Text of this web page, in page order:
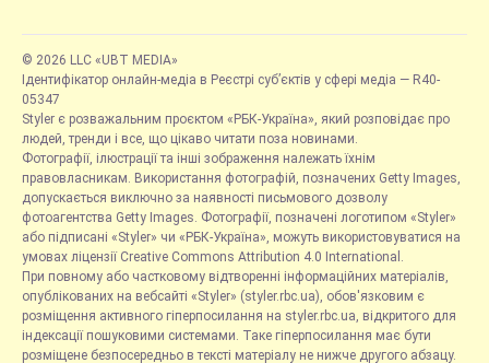
© 2026 LLC «UBT MEDIA»
Ідентифікатор онлайн-медіа в Реєстрі суб’єктів у сфері медіа — R40-
05347
Styler є розважальним проєктом «РБК-Україна», який розповідає про
людей, тренди і все, що цікаво читати поза новинами.
Фотографії, ілюстрації та інші зображення належать їхнім
правовласникам. Використання фотографій, позначених Getty Images,
допускається виключно за наявності письмового дозволу
фотоагентства Getty Images. Фотографії, позначені логотипом «Styler»
або підписані «Styler» чи «РБК-Україна», можуть використовуватися на
умовах ліцензії Creative Commons Attribution 4.0 International.
При повному або частковому відтворенні інформаційних матеріалів,
опублікованих на вебсайті «Styler» (styler.rbc.ua), обов'язковим є
розміщення активного гіперпосилання на styler.rbc.ua, відкритого для
індексації пошуковими системами. Таке гіперпосилання має бути
розміщене безпосередньо в тексті матеріалу не нижче другого абзацу.